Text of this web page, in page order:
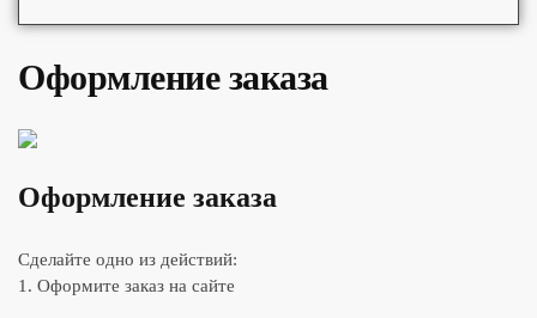
Оформление заказа
Оформление заказа
Сделайте одно из действий:
1. Оформите заказ на сайте